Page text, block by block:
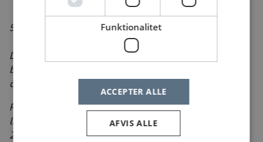
Stillingen er som udgangspunkt en fuldtidsstilling.
Da Region Midtjylland løbende gennemfører
besparelser og omorganiseringer, vil medarbejdere i
omplacering, der søger stillingen, have fortrinsret.
Region Midtjylland er jf. EU’s
løngennemsigtighedsdirektiv, der trådte i kraft 7. juni
2026 forpligtet til at oplyse dig om startløn eller et
Funktionalitet
ACCEPTER ALLE
AFVIS ALLE